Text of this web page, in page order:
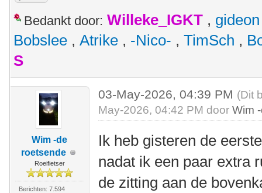
Bedankt door: Willeke_IGKT , gideon
Bobslee , Atrike , -Nico- , TimSch ,
S
Wim -de
roetsende
Roeifietser
Berichten: 7.594
03-May-2026, 04:39 PM (Dit
May-2026, 04:42 PM doorWim
Ik heb gisteren de
nadat ik een paar extra
de zitting aan de